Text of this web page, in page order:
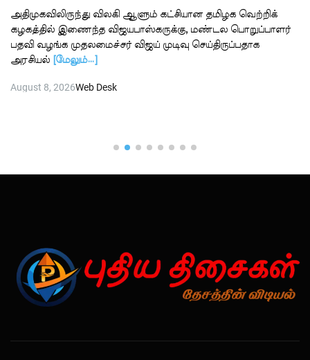
அதிமுகவிலிருந்து விலகி ஆளும் கட்சியான தமிழக வெற்றிக்
கழகத்தில் இணைந்த விஜயபாஸ்கருக்கு, மண்டல பொறுப்பாளர்
பதவி வழங்க முதலமைச்சர் விஜய் முடிவு செய்திருப்பதாக
அரசியல்
[மேலும்…]
August 8, 2026Web Desk